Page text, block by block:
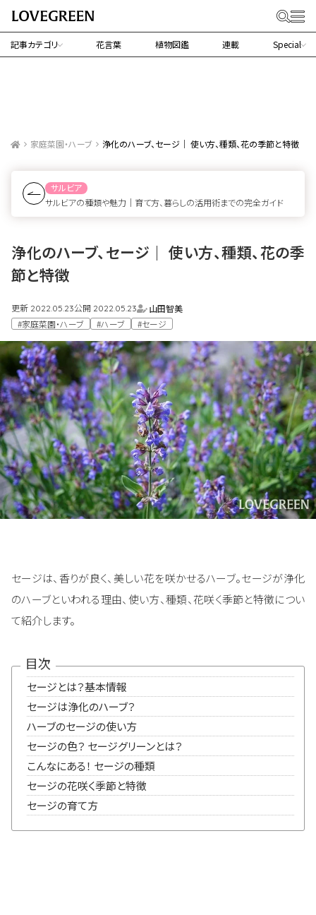
記事カテゴリ 花言葉 植物図鑑 連載 Special
家庭菜園・ハーブ 浄化のハーブ、セージ｜ 使い方、種類、花の季節と特徴
サルビア
サルビアの種類や魅力｜育て方、暮らしの活用術までの完全ガイド
浄化のハーブ、セージ｜ 使い方、種類、花の季
節と特徴
更新 2022.05.23公開 2022.05.23
山田智美
#家庭菜園・ハーブ
#ハーブ #セージ
セージは、香りが良く、美しい花を咲かせるハーブ。セージが浄化
のハーブといわれる理由、使い方、種類、花咲く季節と特徴につい
て紹介します。
目次
セージとは？基本情報
セージは浄化のハーブ？
ハーブのセージの使い方
セージの色？ セージグリーンとは？
こんなにある！ セージの種類
セージの花咲く季節と特徴
セージの育て方